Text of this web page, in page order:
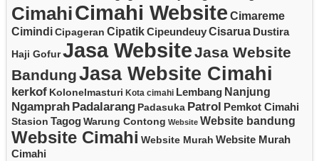
CimahiCimahi Website Cimareme
CimindiCipageran CipatikCipeundeuyCisarua Dustira
Haji Gofur Jasa WebsiteJasa Website
BandungJasa Website Cimahi
kerkof Kolonelmasturi Kota cimahi Lembang Nanjung
Ngamprah Padalarang Padasuka Patrol Pemkot Cimahi
Stasion TagogWarung Contong Website Website bandung
Website Cimahi Website Murah Website Murah
Cimahi